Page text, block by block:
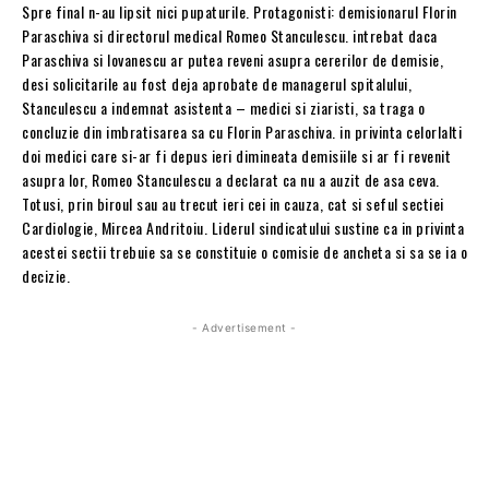
Spre final n-au lipsit nici pupaturile. Protagonisti: demisionarul Florin
Paraschiva si directorul medical Romeo Stanculescu. intrebat daca
Paraschiva si Iovanescu ar putea reveni asupra cererilor de demisie,
desi solicitarile au fost deja aprobate de managerul spitalului,
Stanculescu a indemnat asistenta – medici si ziaristi, sa traga o
concluzie din imbratisarea sa cu Florin Paraschiva. in privinta celorlalti
doi medici care si-ar fi depus ieri dimineata demisiile si ar fi revenit
asupra lor, Romeo Stanculescu a declarat ca nu a auzit de asa ceva.
Totusi, prin biroul sau au trecut ieri cei in cauza, cat si seful sectiei
Cardiologie, Mircea Andritoiu. Liderul sindicatului sustine ca in privinta
acestei sectii trebuie sa se constituie o comisie de ancheta si sa se ia o
decizie.
- Advertisement -